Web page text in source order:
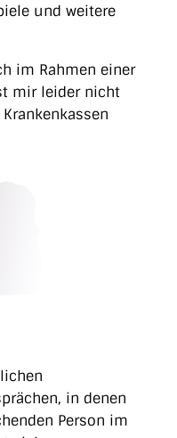
und weitere
im Rahmen einer
mir leider nicht
in denen
Person im